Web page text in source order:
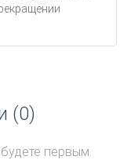
(0)
первым.